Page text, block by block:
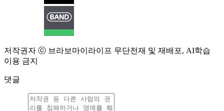
저작권자 ⓒ 브라보마이라이프 무단전재 및 재배포, AI학습
이용 금지
댓글